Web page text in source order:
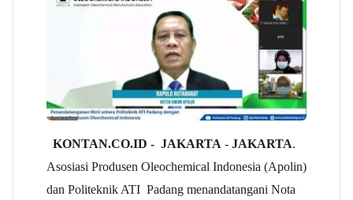
KONTAN.CO.ID - JAKARTA - JAKARTA.
Asosiasi Produsen Oleochemical Indonesia (Apolin)
dan Politeknik ATI Padang menandatangani Nota